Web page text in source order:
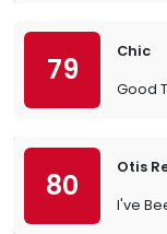
79
Chic
Good
80
Otis
I've